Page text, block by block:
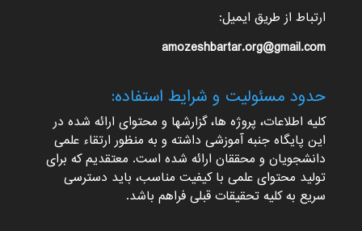
ارتباط از طریق ایمیل:
amozeshbartar.org@gmail.com
حدود مسئولیت و شرایط استفاده:
کلیه اطلاعات، پروژه ها، گزارشها و محتوای ارائه شده در
این پایگاه جنبه آموزشی داشته و به منظور ارتقاء علمی
دانشجویان و محققان ارائه شده است. معتقدیم که برای
تولید محتوای علمی با کیفیت مناسب، باید دسترسی
سریع به کلیه تحقیقات قبلی فراهم باشد.